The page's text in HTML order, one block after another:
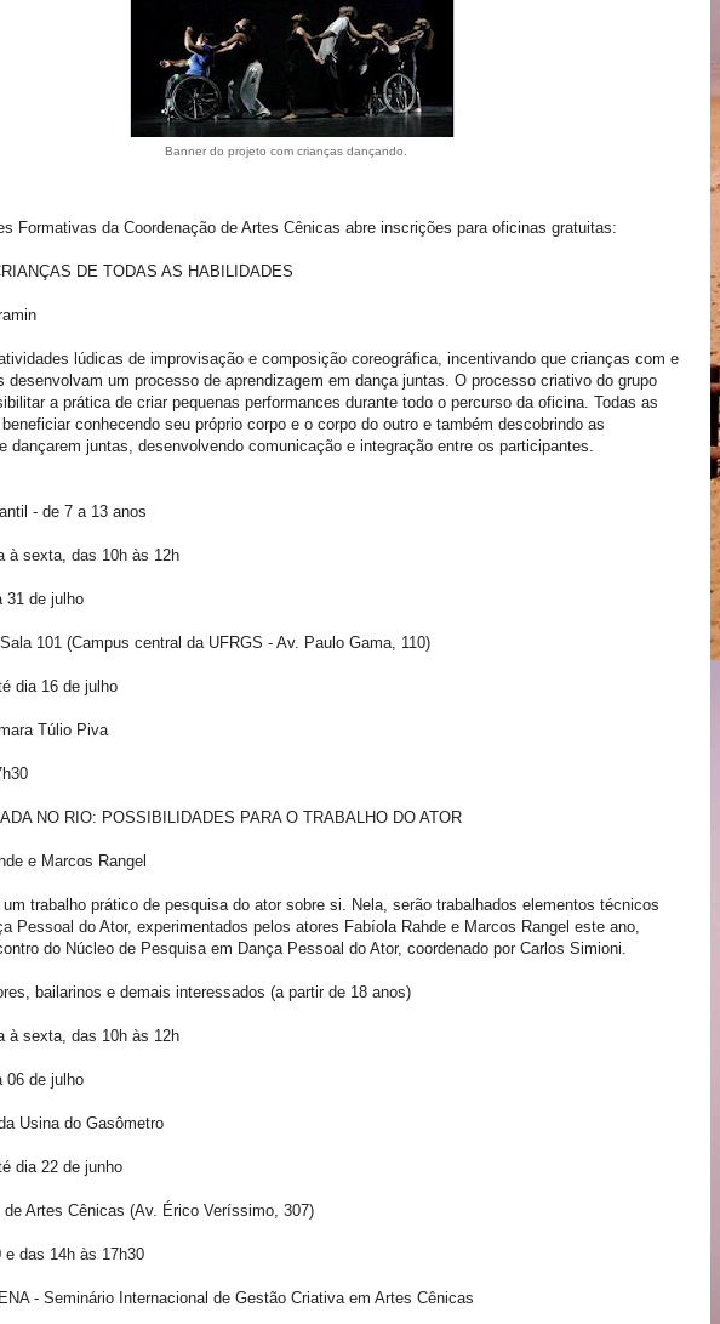
Banner do projeto com crianças dançando.
Formativas da Coordenação de Artes Cênicas abre inscrições para oficinas gratuitas:
DE TODAS AS HABILIDADES
lúdicas de improvisação e composição coreográfica, incentivando que crianças com e
desenvolvam um processo de aprendizagem em dança juntas. O processo criativo do grupo
a prática de criar pequenas performances durante todo o percurso da oficina. Todas as
conhecendo seu próprio corpo e o corpo do outro e também descobrindo as
dançarem juntas, desenvolvendo comunicação e integração entre os participantes.
- de 7 a 13 anos
à sexta, das 10h às 12h
31 de julho
101 (Campus central da UFRGS - Av. Paulo Gama, 110)
dia 16 de julho
Túlio Piva
NO RIO: POSSIBILIDADES PARA O TRABALHO DO ATOR
e Marcos Rangel
trabalho prático de pesquisa do ator sobre si. Nela, serão trabalhados elementos técnicos
Pessoal do Ator, experimentados pelos atores Fabíola Rahde e Marcos Rangel este ano,
do Núcleo de Pesquisa em Dança Pessoal do Ator, coordenado por Carlos Simioni.
bailarinos e demais interessados (a partir de 18 anos)
à sexta, das 10h às 12h
06 de julho
Usina do Gasômetro
dia 22 de junho
de Artes Cênicas (Av. Érico Veríssimo, 307)
e das 14h às 17h30
- Seminário Internacional de Gestão Criativa em Artes Cênicas